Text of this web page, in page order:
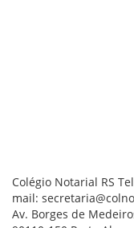
Colégio Notarial RS
mail:
Av. Borges de